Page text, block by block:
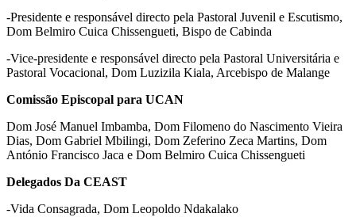
-Presidente e responsável directo pela Pastoral Juvenil e Escutismo,
Dom Belmiro Cuica Chissengueti, Bispo de Cabinda
-Vice-presidente e responsável directo pela Pastoral Universitária e
Pastoral Vocacional, Dom Luzizila Kiala, Arcebispo de Malange
Comissão Episcopal para UCAN
Dom José Manuel Imbamba, Dom Filomeno do Nascimento Vieira
Dias, Dom Gabriel Mbilingi, Dom Zeferino Zeca Martins, Dom
António Francisco Jaca e Dom Belmiro Cuica Chissengueti
Delegados Da CEAST
-Vida Consagrada, Dom Leopoldo Ndakalako